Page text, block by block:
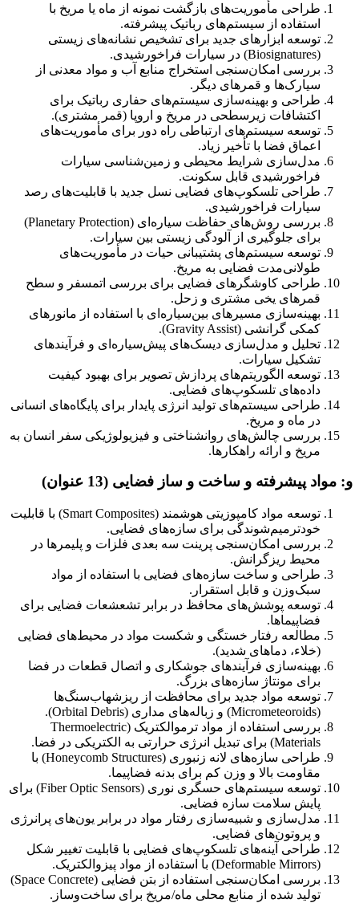
طراحی مأموریت‌های بازگشت نمونه از ماه یا مریخ با
استفاده از سیستم‌های رباتیک پیشرفته.
توسعه ابزارهای جدید برای تشخیص نشانه‌های زیستی
(Biosignatures) در سیارات فراخورشیدی.
بررسی امکان‌سنجی استخراج منابع آب و مواد معدنی از
سیارک‌ها و قمرهای دیگر.
طراحی و بهینه‌سازی سیستم‌های حفاری رباتیک برای
اکتشافات زیرسطحی در مریخ و اروپا (قمر مشتری).
توسعه سیستم‌های ارتباطی راه دور برای مأموریت‌های
اعماق فضا با تأخیر زیاد.
مدل‌سازی شرایط محیطی و زمین‌شناسی سیارات
فراخورشیدی قابل سکونت.
طراحی تلسکوپ‌های فضایی نسل جدید با قابلیت‌های رصد
سیارات فراخورشیدی.
بررسی روش‌های حفاظت سیاره‌ای (Planetary Protection)
برای جلوگیری از آلودگی زیستی بین سیارات.
توسعه سیستم‌های پشتیبانی حیات در مأموریت‌های
طولانی‌مدت فضایی به مریخ.
طراحی کاوشگرهای فضایی برای بررسی اتمسفر و سطح
قمرهای یخی مشتری و زحل.
بهینه‌سازی مسیرهای بین‌سیاره‌ای با استفاده از مانورهای
کمکی گرانشی (Gravity Assist).
تحلیل و مدل‌سازی دیسک‌های پیش‌سیاره‌ای و فرآیندهای
تشکیل سیارات.
توسعه الگوریتم‌های پردازش تصویر برای بهبود کیفیت
داده‌های تلسکوپ‌های فضایی.
طراحی سیستم‌های تولید انرژی پایدار برای پایگاه‌های انسانی
در ماه و مریخ.
بررسی چالش‌های روانشناختی و فیزیولوژیکی سفر انسان به
مریخ و ارائه راهکارها.
و: مواد پیشرفته و ساخت و ساز فضایی (13 عنوان)
توسعه مواد کامپوزیتی هوشمند (Smart Composites) با قابلیت
خودترمیم‌شوندگی برای سازه‌های فضایی.
بررسی امکان‌سنجی پرینت سه بعدی فلزات و پلیمرها در
محیط ریزگرانش.
طراحی و ساخت سازه‌های فضایی با استفاده از مواد
سبک‌وزن و قابل استقرار.
توسعه پوشش‌های محافظ در برابر تشعشعات فضایی برای
فضاپیماها.
مطالعه رفتار خستگی و شکست مواد در محیط‌های فضایی
(خلاء، دماهای شدید).
بهینه‌سازی فرآیندهای جوشکاری و اتصال قطعات در فضا
برای مونتاژ سازه‌های بزرگ.
توسعه مواد جدید برای محافظت از ریزشهاب‌سنگ‌ها
(Micrometeoroids) و زباله‌های مداری (Orbital Debris).
بررسی استفاده از مواد ترموالکتریک (Thermoelectric
Materials) برای تبدیل انرژی حرارتی به الکتریکی در فضا.
طراحی سازه‌های لانه زنبوری (Honeycomb Structures) با
مقاومت بالا و وزن کم برای بدنه فضاپیما.
توسعه سیستم‌های حسگری نوری (Fiber Optic Sensors) برای
پایش سلامت سازه فضایی.
مدل‌سازی و شبیه‌سازی رفتار مواد در برابر یون‌های پرانرژی
و پروتون‌های فضایی.
طراحی آینه‌های تلسکوپ‌های فضایی با قابلیت تغییر شکل
(Deformable Mirrors) با استفاده از مواد پیزوالکتریک.
بررسی امکان‌سنجی استفاده از بتن فضایی (Space Concrete)
تولید شده از منابع محلی ماه/مریخ برای ساخت‌وساز.